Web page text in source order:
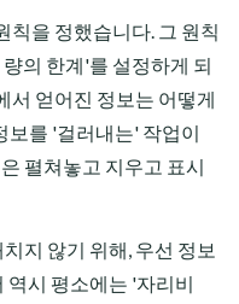
칙을 정했습니다. 그 원칙
의 한계'를 설정하게 되
서 얻어진 정보는 어떻게
보를 '걸러내는' 작업이
펼쳐놓고 지우고 표시
지 않기 위해, 우선 정보
역시 평소에는 '자리비